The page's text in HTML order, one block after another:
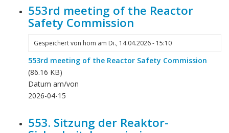
power
plants
553rd meeting of the Reactor
Safety Commission
Gespeichert von hom am Di., 14.04.2026 - 15:10
553rd meeting of the Reactor Safety Commission
(86.16 KB)
Datum am/von
2026-04-15
553. Sitzung der Reaktor-